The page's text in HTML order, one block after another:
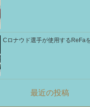
Cロナウド選手が使用するReFa
最近の投稿